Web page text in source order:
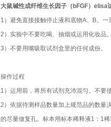
大鼠碱性成纤维生长因子（bFGF）elisa
1）避免直接接触停止液和底物A、B。一
2）实验中不要吃喝、抽烟或运用化妆品。
3）不要用嘴吸取试剂盒里的任何成份。
操作过程
1）运用前，将所有试剂充沛混匀。不要
2）依据待测样品数量加上规范品的数量
的尽量做复孔。标本用标本稀释液1：1稀